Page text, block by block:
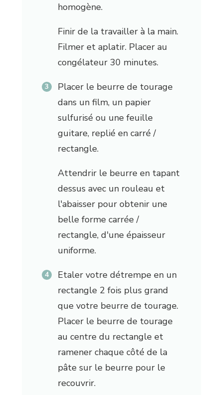
homogène.
Finir de la travailler à la main.
Filmer et aplatir. Placer au
congélateur 30 minutes.
Placer le beurre de tourage
dans un film, un papier
sulfurisé ou une feuille
guitare, replié en carré /
rectangle.
Attendrir le beurre en tapant
dessus avec un rouleau et
l'abaisser pour obtenir une
belle forme carrée /
rectangle, d'une épaisseur
uniforme.
Etaler votre détrempe en un
rectangle 2 fois plus grand
que votre beurre de tourage.
Placer le beurre de tourage
au centre du rectangle et
ramener chaque côté de la
pâte sur le beurre pour le
recouvrir.